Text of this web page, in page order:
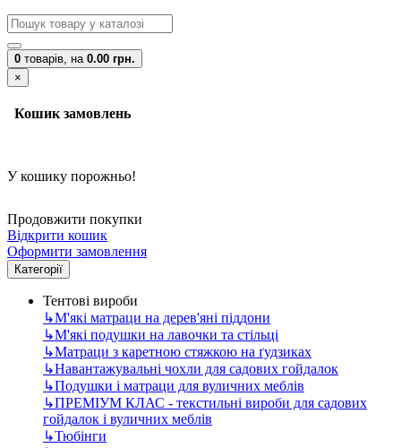
0 товарів, на 0.00 грн.
×
Кошик замовлень
У кошику порожньо!
Продовжити покупки
Відкрити кошик
Оформити замовлення
Категорії
Тентові вироби
↳М'які матраци на дерев'яні піддони
↳М'які подушки на лавочки та стільці
↳Матраци з каретною стяжкою на ґудзиках
↳Навантажувальні чохли для садових гойдалок
↳Подушки і матраци для вуличних меблів
↳ПРЕМІУМ КЛАС - текстильні вироби для садових
гойдалок і вуличних меблів
↳Тюбінги